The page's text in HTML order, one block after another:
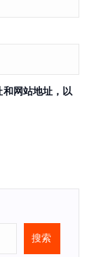
网站地址，以
搜索